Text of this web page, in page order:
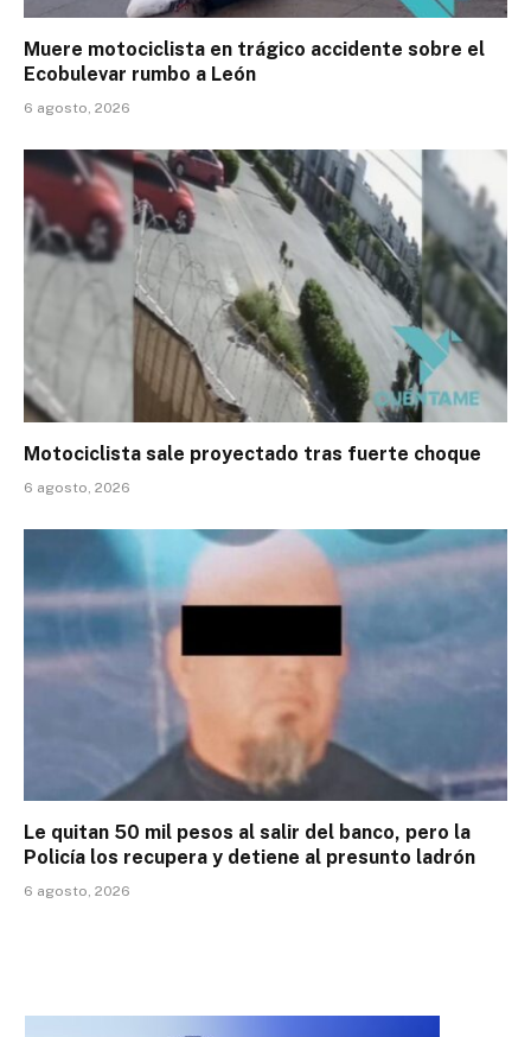
Muere motociclista en trágico accidente sobre el
Ecobulevar rumbo a León
6 agosto, 2026
Motociclista sale proyectado tras fuerte choque
6 agosto, 2026
Le quitan 50 mil pesos al salir del banco, pero la
Policía los recupera y detiene al presunto ladrón
6 agosto, 2026